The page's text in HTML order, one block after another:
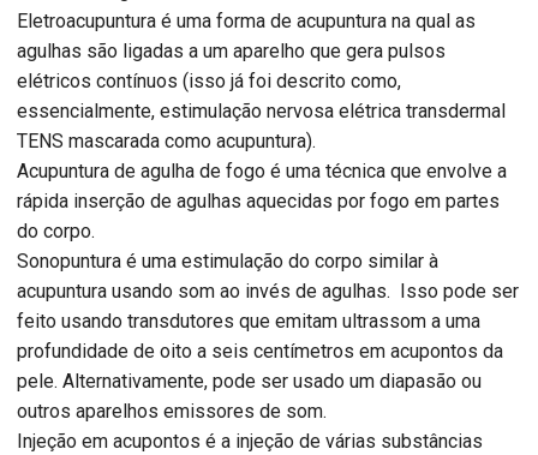
Eletroacupuntura é uma forma de acupuntura na qual as
agulhas são ligadas a um aparelho que gera pulsos
elétricos contínuos (isso já foi descrito como,
essencialmente, estimulação nervosa elétrica transdermal
TENS mascarada como acupuntura).
Acupuntura de agulha de fogo é uma técnica que envolve a
rápida inserção de agulhas aquecidas por fogo em partes
do corpo.
Sonopuntura é uma estimulação do corpo similar à
acupuntura usando som ao invés de agulhas. Isso pode ser
feito usando transdutores que emitam ultrassom a uma
profundidade de oito a seis centímetros em acupontos da
pele. Alternativamente, pode ser usado um diapasão ou
outros aparelhos emissores de som.
Injeção em acupontos é a injeção de várias substâncias